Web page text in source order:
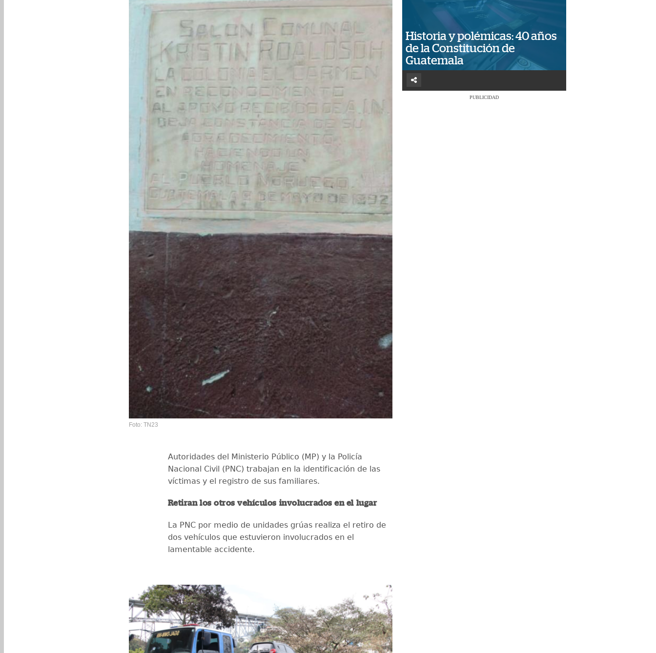
Foto: TN23
Autoridades del Ministerio Público (MP) y la Policía
Nacional Civil (PNC) trabajan en la identificación de las
víctimas y el registro de sus familiares.
Retiran los otros vehículos involucrados en el lugar
La PNC por medio de unidades grúas realiza el retiro de
dos vehículos que estuvieron involucrados en el
lamentable accidente.
Historia y polémicas: 40 años
de la Constitución de
Guatemala
PUBLICIDAD